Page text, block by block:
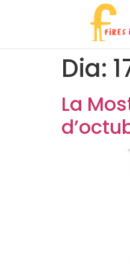
Dia:
La